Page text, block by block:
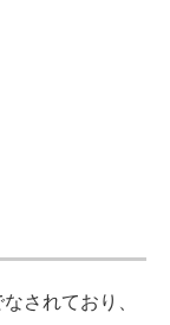
されており、